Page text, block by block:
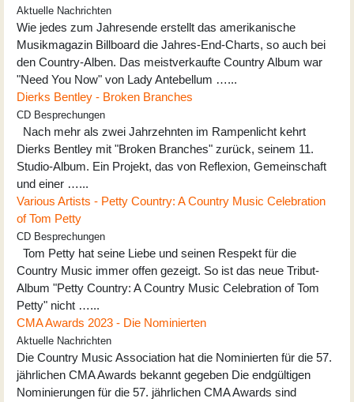
Aktuelle Nachrichten
Wie jedes zum Jahresende erstellt das amerikanische
Musikmagazin Billboard die Jahres-End-Charts, so auch bei
den Country-Alben. Das meistverkaufte Country Album war
"Need You Now" von Lady Antebellum …...
Dierks Bentley - Broken Branches
CD Besprechungen
Nach mehr als zwei Jahrzehnten im Rampenlicht kehrt
Dierks Bentley mit "Broken Branches" zurück, seinem 11.
Studio-Album. Ein Projekt, das von Reflexion, Gemeinschaft
und einer …...
Various Artists - Petty Country: A Country Music Celebration
of Tom Petty
CD Besprechungen
Tom Petty hat seine Liebe und seinen Respekt für die
Country Music immer offen gezeigt. So ist das neue Tribut-
Album "Petty Country: A Country Music Celebration of Tom
Petty" nicht …...
CMA Awards 2023 - Die Nominierten
Aktuelle Nachrichten
Die Country Music Association hat die Nominierten für die 57.
jährlichen CMA Awards bekannt gegeben Die endgültigen
Nominierungen für die 57. jährlichen CMA Awards sind